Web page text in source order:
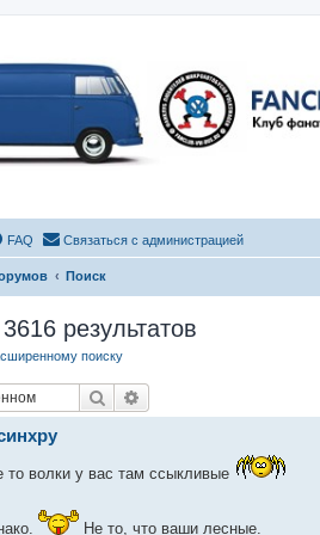
FAQ Связаться с администрацией
Поиск
результатов
поиску
Поиск
то волки у вас там ссыкливые
Не то, что ваши лесные.